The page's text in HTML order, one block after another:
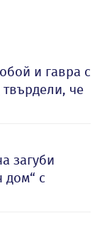
и гавра с
че
загуби
дом“ с